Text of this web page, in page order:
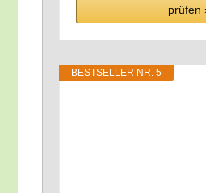
prü­fen
BEST­SEL­LER NR. 5